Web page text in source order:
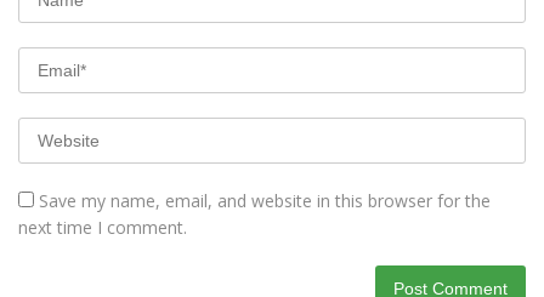
Save my name, email, and website in this browser for the
next time I comment.